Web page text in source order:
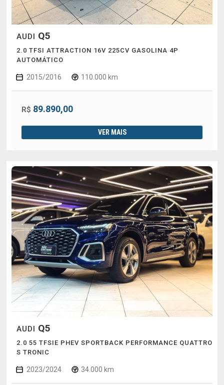
AUDI Q5
2.0 TFSI ATTRACTION 16V 225CV GASOLINA 4P
AUTOMÁTICO
2015/2016 110.000 km
R$ 89.890,00
VER MAIS
AUDI Q5
2.0 55 TFSIE PHEV SPORTBACK PERFORMANCE QUATTRO
S TRONIC
2023/2024 34.000 km